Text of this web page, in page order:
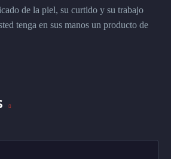
de la piel, su curtido y su trabajo
tenga en sus manos un producto de